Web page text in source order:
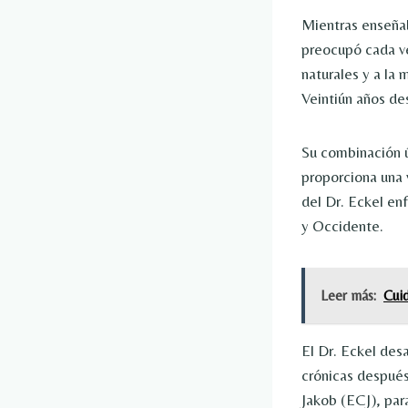
Mientras
preocupó cada
naturales y a la
Veintiún años
Su combinación
proporciona
del Dr. Eckel
y Occidente.
Leer más:
El Dr. Eckel
crónicas
Jakob (ECJ),